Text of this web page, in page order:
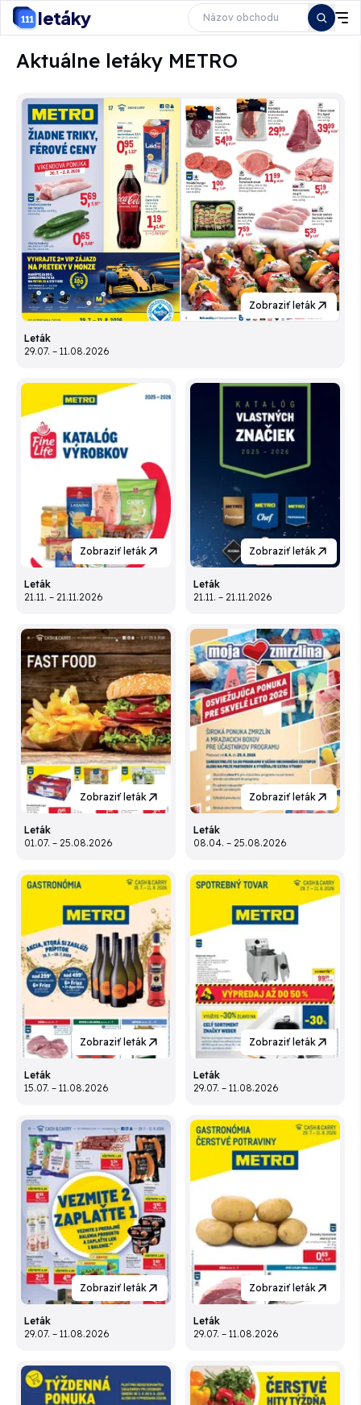
letáky
Aktuálne letáky METRO
Zobraziť leták
Leták
29.07. – 11.08.2026
Zobraziť leták
Leták
21.11. – 21.11.2026
Zobraziť leták
Leták
21.11. – 21.11.2026
Zobraziť leták
Leták
01.07. – 25.08.2026
Zobraziť leták
Leták
08.04. – 25.08.2026
Zobraziť leták
Leták
15.07. – 11.08.2026
Zobraziť leták
Leták
29.07. – 11.08.2026
Zobraziť leták
Leták
29.07. – 11.08.2026
Zobraziť leták
Leták
29.07. – 11.08.2026